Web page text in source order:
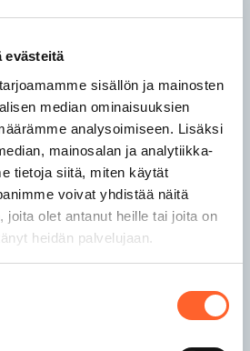
evästeitä
sisällön ja mainosten
median ominaisuuksien
analysoimiseen. Lisäksi
mainosalan ja analytiikka-
tietoja siitä, miten käytät
voivat yhdistää näitä
joita olet antanut heille tai joita on
heidän palvelujaan.
Kempele
Kirkkonummi
Kuopio
Lahti
Lempäälä
Lohja
Nokia
Nurmijärvi